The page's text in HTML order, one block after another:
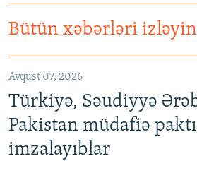
Bütün xəbərləri izləyin
Avqust 07, 2026
Türkiyə, Səudiyyə
Pakistan müdafiə paktı
imzalayıblar